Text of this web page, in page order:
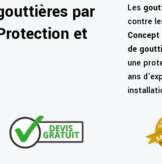
par
et
Les
contre
Concept
de
une
ans